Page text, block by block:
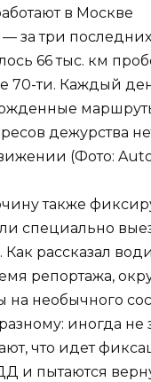
в Москве
— за три
66 тыс. км
70-ти. Каждый
дежурства
(Фото:
также
специально
Как рассказал
репортажа,
на необычного
иногда не
что идет
и пытаются